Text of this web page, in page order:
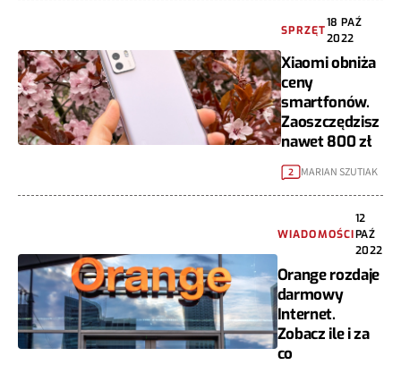
SPRZĘT
18 PAŹ
2022
Xiaomi obniża
ceny
smartfonów.
Zaoszczędzisz
nawet 800 zł
2 MARIAN SZUTIAK
WIADOMOŚCI
12
PAŹ
2022
Orange rozdaje
darmowy
Internet.
Zobacz ile i za
co